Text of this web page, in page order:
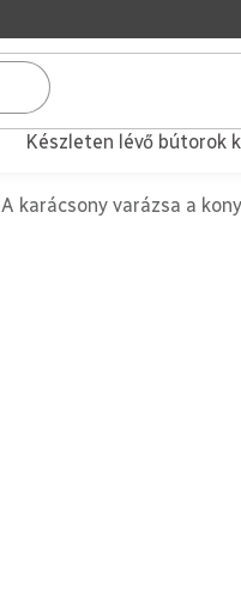
Készleten lévő bútorok
A karácsony varázsa a